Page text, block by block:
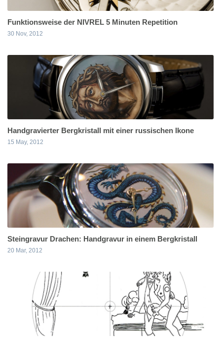
Funktionsweise der NIVREL 5 Minuten Repetition
30 Nov, 2012
Handgravierter Bergkristall mit einer russischen Ikone
15 May, 2012
Steingravur Drachen: Handgravur in einem Bergkristall
20 Mar, 2012